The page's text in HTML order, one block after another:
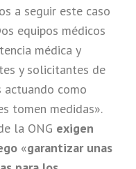
a seguir este caso
equipos médicos
médica y
y solicitantes de
actuando como
tomen medidas».
la ONG exigen
«garantizar unas